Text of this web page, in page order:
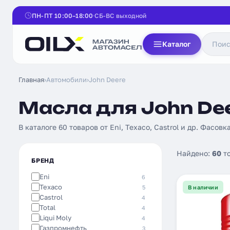
ПН-ПТ 10:00–18:00 СБ-ВС выходной
Каталог
Главная›Автомобили›John Deere
Масла для John
В каталоге 60 товаров от Eni, Texaco, Castrol и др.
БРЕНД
Eni 6
Texaco 5
Castrol 4
Total 4
Liqui Moly 4
Газпромнефть 3
Найдено: 60
В наличии